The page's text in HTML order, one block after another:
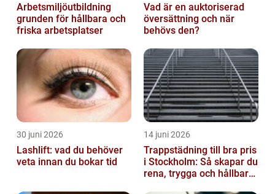
Arbetsmiljöutbildning
grunden för hållbara och
friska arbetsplatser
Vad är en auktoriserad
översättning och när
behövs den?
30 juni 2026
Lashlift: vad du behöver
veta innan du bokar tid
14 juni 2026
Trappstädning till bra pris
i Stockholm: Så skapar du
rena, trygga och hållbara